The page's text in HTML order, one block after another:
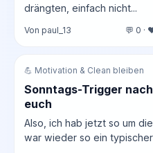
drängten, einfach nicht...
Von paul_13 💬 0 ·
💪 Motivation & Clean bleiben
Sonntags-Trigger
euch
Also, ich hab jetzt so um
war wieder so ein typischer